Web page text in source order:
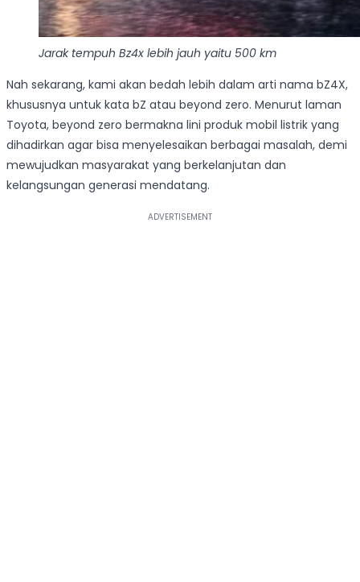
Jarak tempuh Bz4x lebih jauh yaitu 500 km
Nah sekarang, kami akan bedah lebih dalam arti nama bZ4X,
khususnya untuk kata bZ atau beyond zero. Menurut laman
Toyota, beyond zero bermakna lini produk mobil listrik yang
dihadirkan agar bisa menyelesaikan berbagai masalah, demi
mewujudkan masyarakat yang berkelanjutan dan
kelangsungan generasi mendatang.